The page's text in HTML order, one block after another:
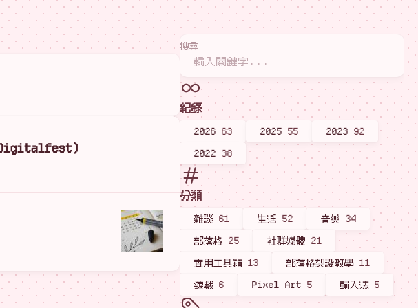
搜尋
紀錄
2026 63 2025 55 2023 92
2022 38
分類
雜談 61 生活 52 音樂 34
部落格 25 社群媒體 21
實用工具箱 13 部落格架設教學 11
遊戲 6 Pixel Art 5 輸入法 5
Digitalfest)